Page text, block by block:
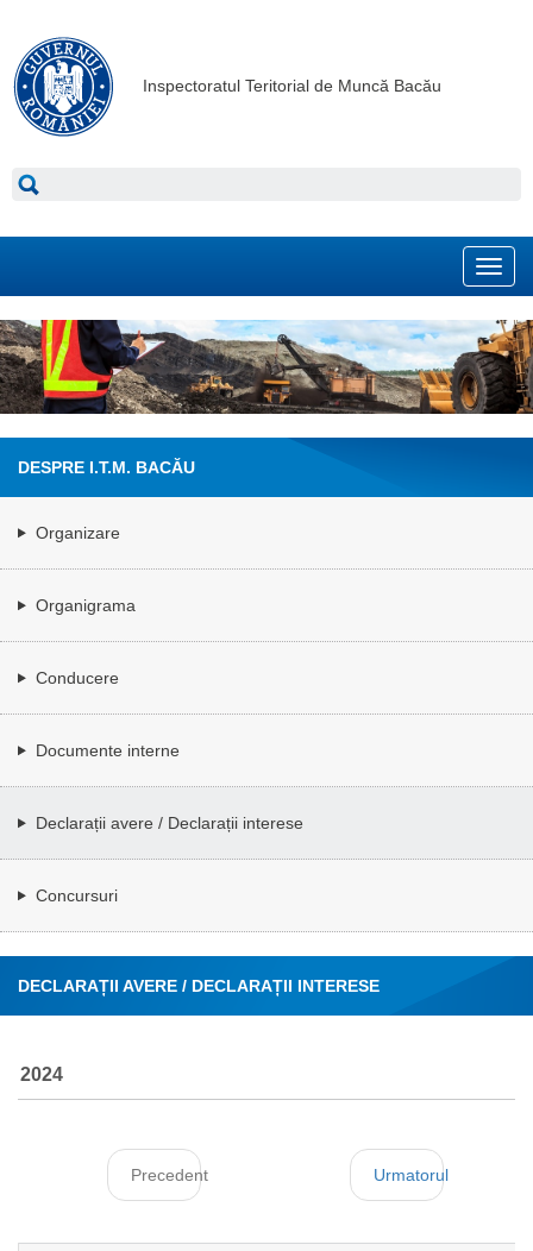
Inspectoratul Teritorial de Muncă Bacău
DESPRE I.T.M. BACĂU
Organizare
Organigrama
Conducere
Documente interne
Declarații avere / Declarații interese
Concursuri
DECLARAȚII AVERE / DECLARAȚII INTERESE
2024
Precedent Urmatorul